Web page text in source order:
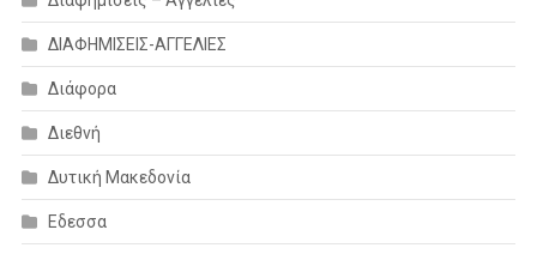
ΔΙΑΦΗΜΙΣΕΙΣ-ΑΓΓΕΛΙΕΣ
Διάφορα
Διεθνή
Δυτική Μακεδονία
Εδεσσα